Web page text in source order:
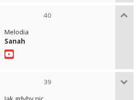
40
Melodia
Sanah
39